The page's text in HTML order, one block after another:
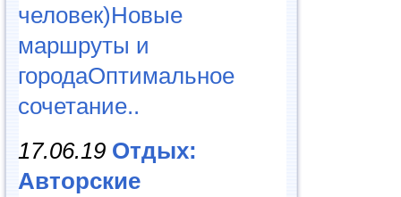
человек)Новые
маршруты и
городаОптимальное
сочетание..
17.06.19 Отдых:
Авторские